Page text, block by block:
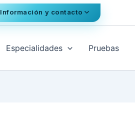
Información y contacto
Especialidades Pruebas